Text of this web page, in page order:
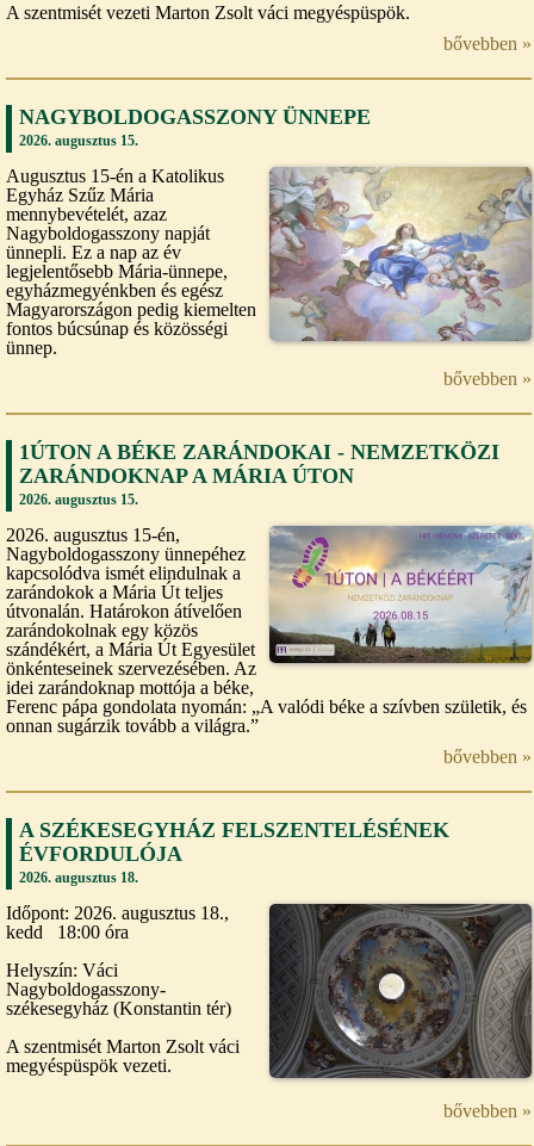
A szentmisét vezeti Marton Zsolt váci megyéspüspök.
bővebben »
NAGYBOLDOGASSZONY ÜNNEPE
2026. augusztus 15.
Augusztus 15-én a Katolikus
Egyház Szűz Mária
mennybevételét, azaz
Nagyboldogasszony napját
ünnepli. Ez a nap az év
legjelentősebb Mária-ünnepe,
egyházmegyénkben és egész
Magyarországon pedig kiemelten
fontos búcsúnap és közösségi
ünnep.
bővebben »
1ÚTON A BÉKE ZARÁNDOKAI - NEMZETKÖZI
ZARÁNDOKNAP A MÁRIA ÚTON
2026. augusztus 15.
2026. augusztus 15-én,
Nagyboldogasszony ünnepéhez
kapcsolódva ismét elindulnak a
zarándokok a Mária Út teljes
útvonalán. Határokon átívelően
zarándokolnak egy közös
szándékért, a Mária Út Egyesület
önkénteseinek szervezésében. Az
idei zarándoknap mottója a béke,
Ferenc pápa gondolata nyomán: „A valódi béke a szívben születik, és
onnan sugárzik tovább a világra.”
bővebben »
A SZÉKESEGYHÁZ FELSZENTELÉSÉNEK
ÉVFORDULÓJA
2026. augusztus 18.
Időpont: 2026. augusztus 18.,
kedd 18:00 óra
Helyszín: Váci
Nagyboldogasszony-
székesegyház (Konstantin tér)
A szentmisét Marton Zsolt váci
megyéspüspök vezeti.
bővebben »